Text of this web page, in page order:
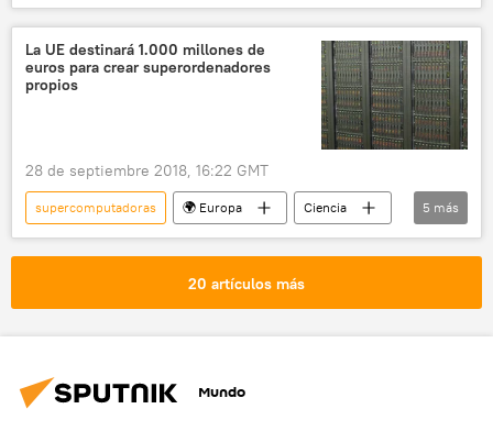
Reino Unido
cerebro
actividad
neuronas
noticias
La UE destinará 1.000 millones de
euros para crear superordenadores
propios
28 de septiembre 2018, 16:22 GMT
supercomputadoras 🌍 Europa
Ciencia
Internacional
Tecnología
noticias
5 más
20 artículos más
Mundo